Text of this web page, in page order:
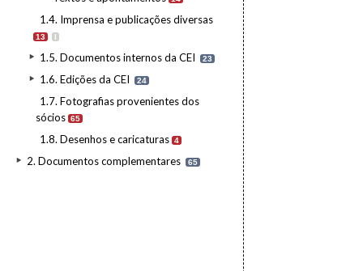
1.4. Imprensa e publicações diversas
13 I
1.5. Documentos internos da CEI 23
1.6. Edições da CEI 24
1.7. Fotografias provenientes dos
sócios 65
1.8. Desenhos e caricaturas 4
2. Documentos complementares 65